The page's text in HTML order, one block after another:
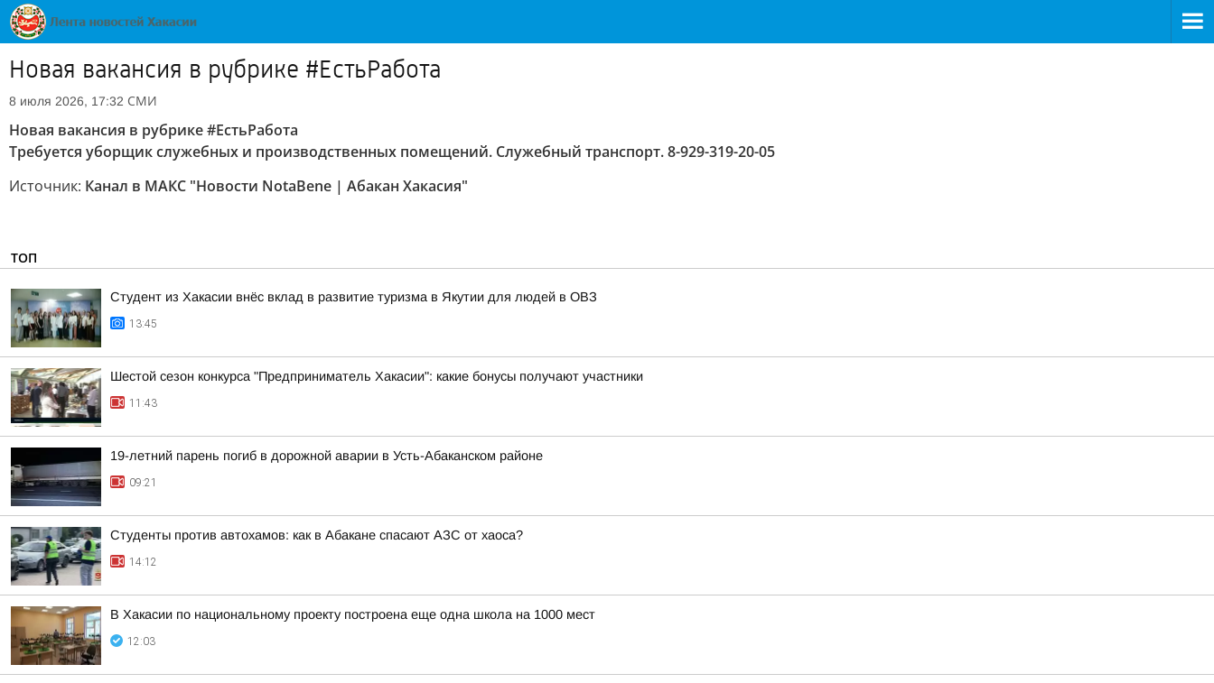
Новая вакансия в рубрике #ЕстьРабота
8 июля 2026, 17:32 СМИ
Новая вакансия в рубрике #ЕстьРабота
Требуется уборщик служебных и производственных помещений. Служебный транспорт. 8-929-319-20-05
Источник: Канал в МАКС "Новости NotaBene | Абакан Хакасия"
ТОП
Студент из Хакасии внёс вклад в развитие туризма в Якутии для людей в ОВЗ
13:45
Шестой сезон конкурса "Предприниматель Хакасии": какие бонусы получают участники
11:43
19-летний парень погиб в дорожной аварии в Усть-Абаканском районе
09:21
Студенты против автохамов: как в Абакане спасают АЗС от хаоса?
14:12
В Хакасии по национальному проекту построена еще одна школа на 1000 мест
12:03